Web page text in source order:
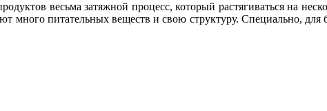
весьма затяжной процесс, который растягиваться на
много питательных веществ и свою структуру. Специально, для